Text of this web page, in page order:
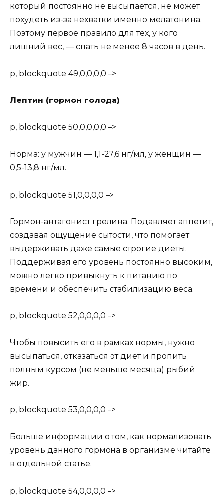
который постоянно не высыпается, не может
похудеть из-за нехватки именно мелатонина.
Поэтому первое правило для тех, у кого
лишний вес, — спать не менее 8 часов в день.
p, blockquote 49,0,0,0,0 –>
Лептин (гормон голода)
p, blockquote 50,0,0,0,0 –>
Норма: у мужчин — 1,1-27,6 нг/мл, у женщин —
0,5-13,8 нг/мл.
p, blockquote 51,0,0,0,0 –>
Гормон-антагонист грелина. Подавляет аппетит,
создавая ощущение сытости, что помогает
выдерживать даже самые строгие диеты.
Поддерживая его уровень постоянно высоким,
можно легко привыкнуть к питанию по
времени и обеспечить стабилизацию веса.
p, blockquote 52,0,0,0,0 –>
Чтобы повысить его в рамках нормы, нужно
высыпаться, отказаться от диет и пропить
полным курсом (не меньше месяца) рыбий
жир.
p, blockquote 53,0,0,0,0 –>
Больше информации о том, как нормализовать
уровень данного гормона в организме читайте
в отдельной статье.
p, blockquote 54,0,0,0,0 –>